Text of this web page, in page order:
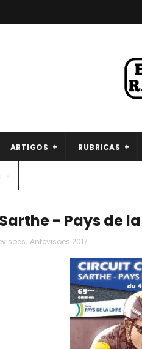
ARTIGOS RUBRICAS
- Pays de
, Antevisões 2017